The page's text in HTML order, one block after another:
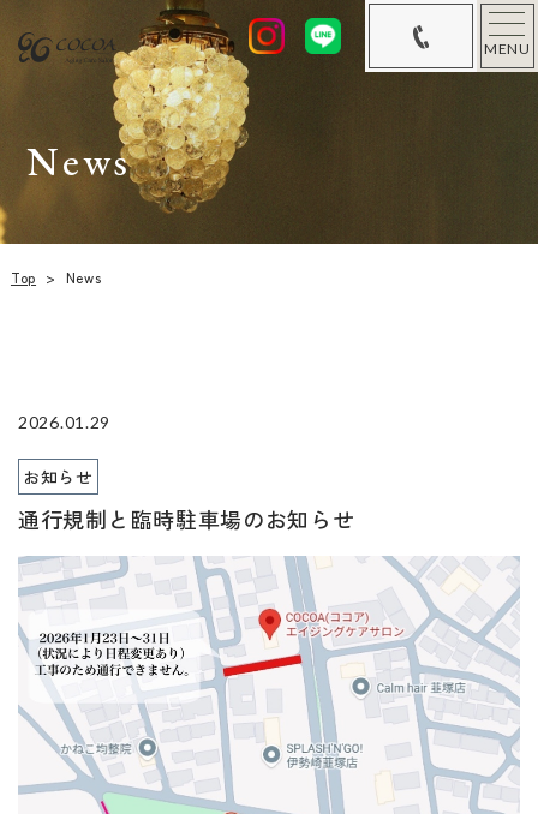
MENU
News
Top > News
2026.01.29
お知らせ
通行規制と臨時駐車場のお知らせ